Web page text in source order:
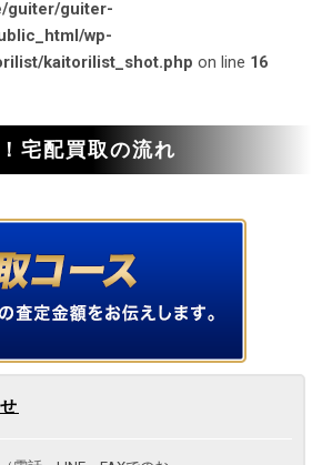
guiter/guiter-
wp-
kaitorilist_shot.php on line 16
宅配買取の流れ